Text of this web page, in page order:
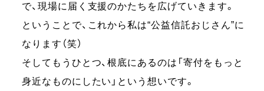
で、現場に届く支援のかたちを広げていきます。
ということで、これから私は“公益信託おじさん”に
なります（笑）
そしてもうひとつ、根底にあるのは「寄付をもっと
身近なものにしたい」という想いです。